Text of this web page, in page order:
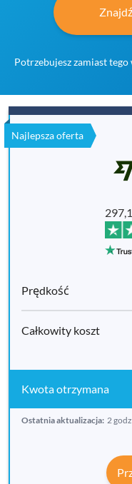
Potrzebujesz zamiast tego
Najlepsza oferta
Ostatnia aktualizacja: 2